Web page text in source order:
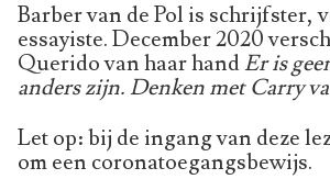
Barber van de Pol is schrijfster,
essayiste. December 2020
Querido van haar handEr is
anders zijn. Denken met Carry
Let op: bij de ingang van deze
om een coronatoegangsbewijs.